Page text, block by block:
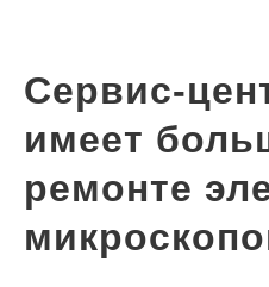
Сервис-
имеет
ремонте